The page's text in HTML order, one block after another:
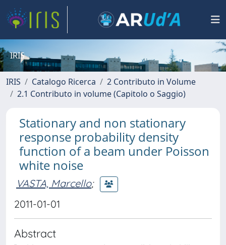
IRIS
IRIS Catalogo Ricerca
2 Contributo in Volume
2.1 Contributo in volume (Capitolo o Saggio)
Stationary and non stationary
response probability density
function of a beam under Poisson
white noise
VASTA, Marcello;
2011-01-01
Abstract